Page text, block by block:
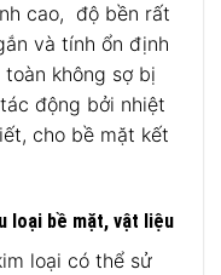
cao, độ bền rất
và tính ổn định
không sợ bị
động bởi nhiệt
cho bề mặt kết
loại bề mặt, vật liệu
loại có thể sử